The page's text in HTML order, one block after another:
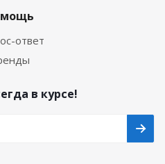
ответ
в курсе!